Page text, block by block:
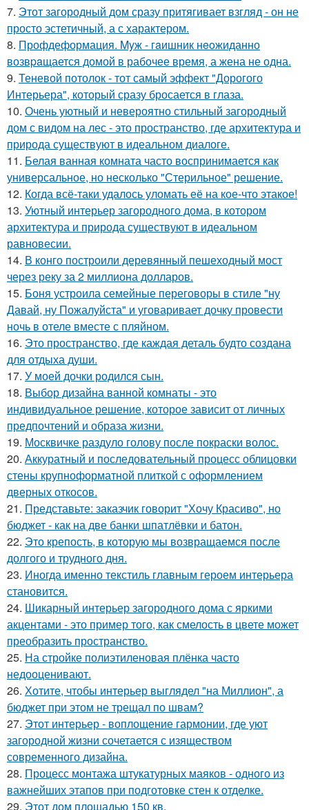
7. Этот загородный дом сразу притягивает взгляд - он не
просто эстетичный, а с характером.
8. Профдеформация. Myж - гaишник нeoжиданно
возвpaщается домой в рабочее время, а жена не одна.
9. Теневой потолок - тот самый эффект "Дорогого
Интерьера", который сразу бросается в глаза.
10. Очень уютный и невероятно стильный загородный
дом с видом на лес - это пространство, где архитектура и
природа существуют в идеальном диалоге.
11. Белая ванная комната часто воспринимается как
универсальное, но несколько "Стерильное" решение.
12. Когда всё-таки удалось уломать её на кое-что этакое!
13. Уютный интерьер загородного дома, в котором
архитектура и природа существуют в идеальном
равновесии.
14. В конго построили деревянный пешеходный мост
через реку за 2 миллиона долларов.
15. Боня устроила семейные переговоры в стиле "ну
Давай, ну Пожалуйста" и уговаривает дочку провести
ночь в отеле вместе с пляйном.
16. Это пространство, где каждая деталь будто создана
для отдыха души.
17. У моей дочки родился сын.
18. Выбор дизайна ванной комнаты - это
индивидуальное решение, которое зависит от личных
предпочтений и образа жизни.
19. Москвичке раздуло голову после покраски волос.
20. Аккуратный и последовательный процесс облицовки
стены крупноформатной плиткой с оформлением
дверных откосов.
21. Представьте: заказчик говорит "Хочу Красиво", но
бюджет - как на две банки шпатлёвки и батон.
22. Это крепость, в которую мы возвращаемся после
долгого и трудного дня.
23. Иногда именно текстиль главным героем интерьера
становится.
24. Шикарный интерьер загородного дома с яркими
акцентами - это пример того, как смелость в цвете может
преобразить пространство.
25. На стройке полиэтиленовая плёнка часто
недооценивают.
26. Хотите, чтобы интерьер выглядел "на Миллион", а
бюджет при этом не трещал по швам?
27. Этот интерьер - воплощение гармонии, где уют
загородной жизни сочетается с изяществом
современного дизайна.
28. Процесс монтажа штукатурных маяков - одного из
важнейших этапов при подготовке стен к отделке.
29. Этот дом площадью 150 кв.